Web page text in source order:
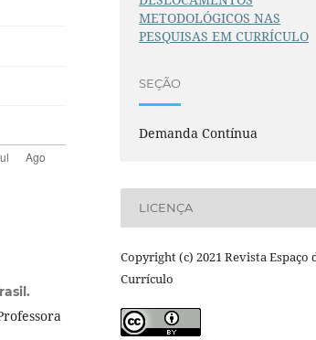
METODOLÓGICOS NAS
PESQUISAS EM CURRÍCULO
SEÇÃO
Demanda Contínua
LICENÇA
Copyright (c) 2021 Revista Espaço
Currículo